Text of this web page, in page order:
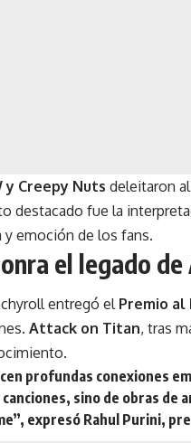
y Creepy Nuts deleitaron
destacado fue la
emoción de los fans.
el legado
entregó el Premio al
Attack on Titan, tras
profundas conexiones
sino de obras de
expresó Rahul Purini,